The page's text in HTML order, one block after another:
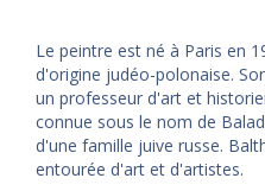
Le peintre est né à Paris en
d'origine judéo-polonaise.
un professeur d'art et
connue sous le nom de
d'une famille juive russe.
entourée d'art et d'artistes.